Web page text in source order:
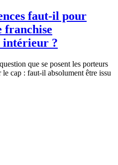
faut-il pour
franchise
intérieur ?
que se posent les porteurs
cap : faut-il absolument être issu